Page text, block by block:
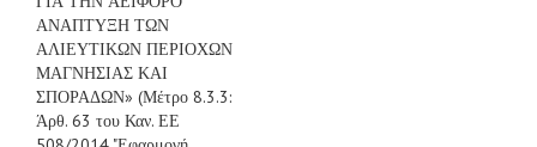
ΑΝΑΠΤΥΞΗ ΤΩΝ
ΑΛΙΕΥΤΙΚΩΝ ΠΕΡΙΟΧΩΝ
ΜΑΓΝΗΣΙΑΣ ΚΑΙ
ΣΠΟΡΑΔΩΝ» (Μέτρο 8.3.3:
Άρθ. 63 του Καν. ΕΕ